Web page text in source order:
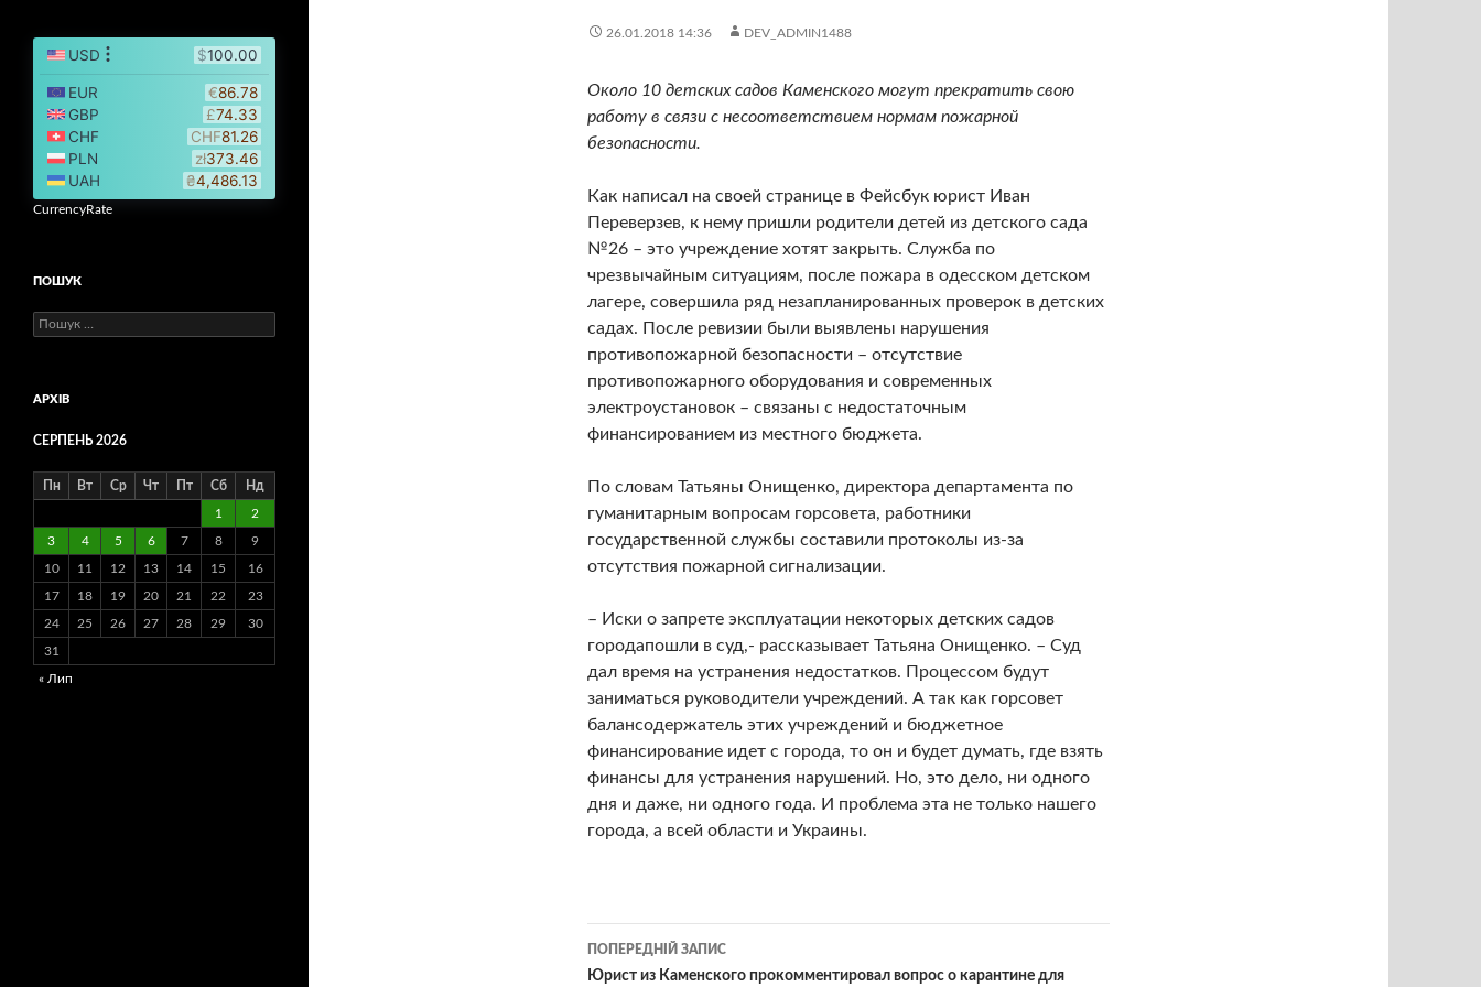
26.01.2018 14:36 DEV_ADMIN1488
Около 10 детских садов Каменского могут прекратить свою
работу в связи с несоответствием нормам пожарной
безопасности.
Как написал на своей странице в Фейсбук юрист Иван
Переверзев, к нему пришли родители детей из детского сада
№26 – это учреждение хотят закрыть. Служба по
чрезвычайным ситуациям, после пожара в одесском детском
лагере, совершила ряд незапланированных проверок в детских
садах. После ревизии были выявлены нарушения
противопожарной безопасности – отсутствие
противопожарного оборудования и современных
электроустановок – связаны с недостаточным
финансированием из местного бюджета.
По словам Татьяны Онищенко, директора департамента по
гуманитарным вопросам горсовета, работники
государственной службы составили протоколы из-за
отсутствия пожарной сигнализации.
– Иски о запрете эксплуатации некоторых детских садов
городапошли в суд,- рассказывает Татьяна Онищенко. – Суд
дал время на устранения недостатков. Процессом будут
заниматься руководители учреждений. А так как горсовет
балансодержатель этих учреждений и бюджетное
финансирование идет с города, то он и будет думать, где взять
финансы для устранения нарушений. Но, это дело, ни одного
дня и даже, ни одного года. И проблема эта не только нашего
города, а всей области и Украины.
Навігація
по
ПОПЕРЕДНІЙ ЗАПИС
Юрист из Каменского прокомментировал вопрос о карантине для
CurrencyRate
ПОШУК
Пошук:
АРХІВ
СЕРПЕНЬ 2026
Пн Вт Ср Чт Пт Сб Нд
1 2
3 4 5 6 7 8 9
10 11 12 13 14 15 16
17 18 19 20 21 22 23
24 25 26 27 28 29 30
31
« Лип